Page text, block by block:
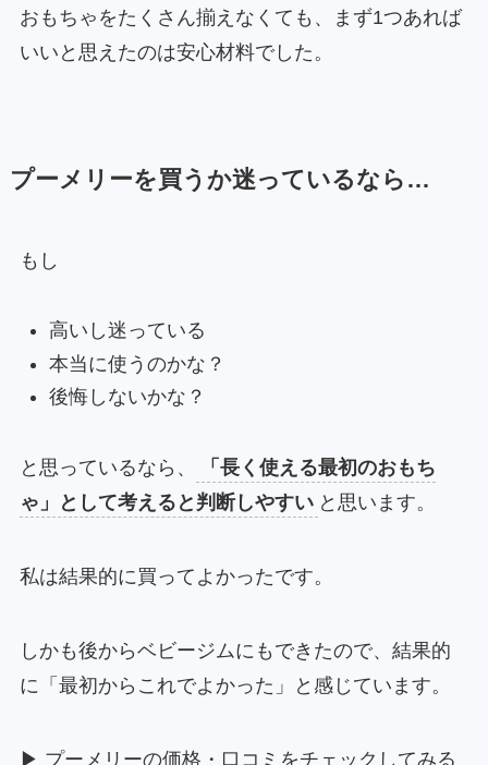
おもちゃをたくさん揃えなくても、まず1つあれば
いいと思えたのは安心材料でした。
プーメリーを買うか迷っているなら…
もし
高いし迷っている
本当に使うのかな？
後悔しないかな？
と思っているなら、
「長く使える最初のおもち
ゃ」として考えると判断しやすい と思います。
私は結果的に買ってよかったです。
しかも後からベビージムにもできたので、結果的
に「最初からこれでよかった」と感じています。
▶ プーメリーの価格・口コミをチェックしてみる